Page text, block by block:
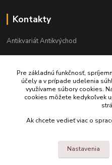
Kontakty
Antikvariát Antikvýchod
antikvariat@antikvychod.sk
Upravit
Pre základnú funkčnosť,
účely a v prípade udelenia
využívame súbory cookies.
cookies môžete kedykoľvek
Ak chcete vedieť viac o
Nastavenia